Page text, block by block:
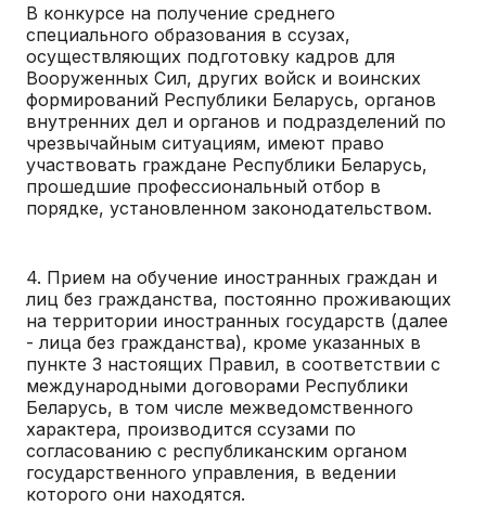
В конкурсе на получение среднего
специального образования в ссузах,
осуществляющих подготовку кадров для
Вооруженных Сил, других войск и воинских
формирований Республики Беларусь, органов
внутренних дел и органов и подразделений по
чрезвычайным ситуациям, имеют право
участвовать граждане Республики Беларусь,
прошедшие профессиональный отбор в
порядке, установленном законодательством.
4. Прием на обучение иностранных граждан и
лиц без гражданства, постоянно проживающих
на территории иностранных государств (далее
- лица без гражданства), кроме указанных в
пункте 3 настоящих Правил, в соответствии с
международными договорами Республики
Беларусь, в том числе межведомственного
характера, производится ссузами по
согласованию с республиканским органом
государственного управления, в ведении
которого они находятся.